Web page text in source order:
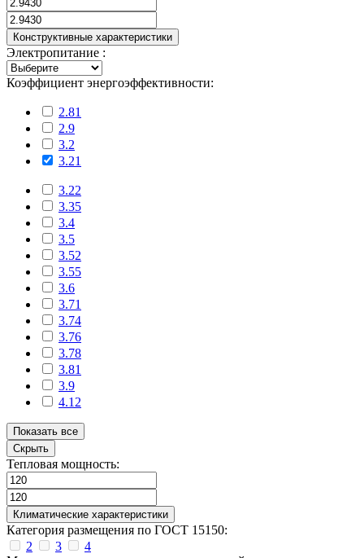
Конструктивные характеристики
Электропитание :
Коэффициент энергоэффективности:
2.81
2.9
3.2
3.21
3.22
3.35
3.4
3.5
3.52
3.55
3.6
3.71
3.74
3.76
3.78
3.81
3.9
4.12
Показать все
Скрыть
Тепловая мощность:
Климатические характеристики
Категория размещения по ГОСТ 15150:
2
3
4